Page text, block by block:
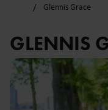
Glennis Grace
GLENNIS